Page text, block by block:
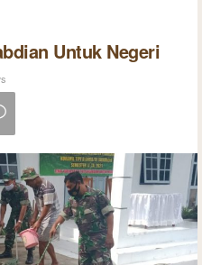
Untuk Negeri